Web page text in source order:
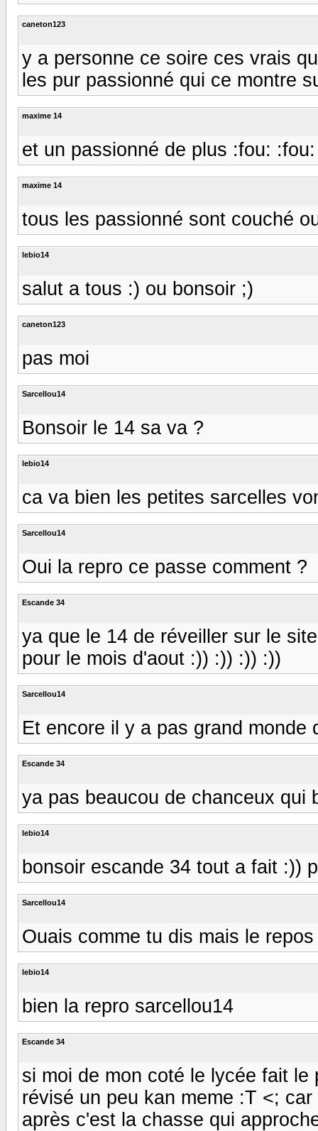
caneton123
y a personne ce soire ces vrais
les pur passionné qui ce montre
maxime 14
et un passionné de plus :fou: :fou:
maxime 14
tous les passionné sont couché
lebio14
salut a tous :) ou bonsoir ;)
caneton123
pas moi
Sarcellou14
Bonsoir le 14 sa va ?
lebio14
ca va bien les petites sarcelles
Sarcellou14
Oui la repro ce passe comment ?
Escande 34
ya que le 14 de réveiller sur le
pour le mois d'aout :)) :)) :)) :))
Sarcellou14
Et encore il y a pas grand monde
Escande 34
ya pas beaucou de chanceux qui
lebio14
bonsoir escande 34 tout a fait :))
Sarcellou14
Ouais comme tu dis mais le
lebio14
bien la repro sarcellou14
Escande 34
si moi de mon coté le lycée fait
révisé un peu kan meme :T <;
après c'est la chasse qui